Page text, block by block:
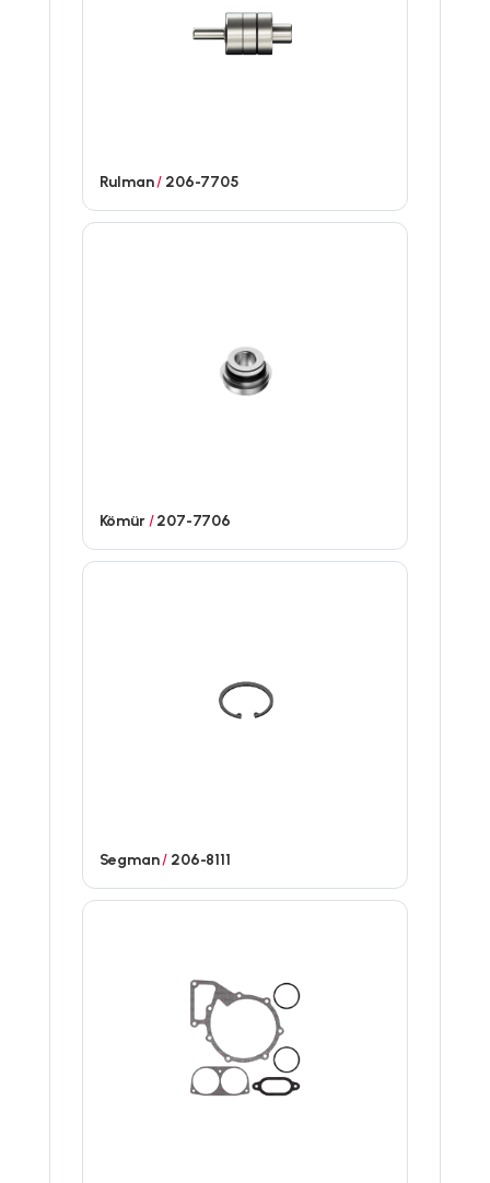
Rulman/ 206-7705
Kömür/207-7706
Segman/ 206-8111